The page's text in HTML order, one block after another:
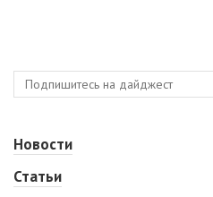
Новости
Статьи